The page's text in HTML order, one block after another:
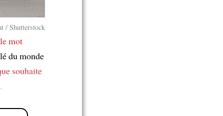
/ Shutterstock
mot
du monde
souhaite